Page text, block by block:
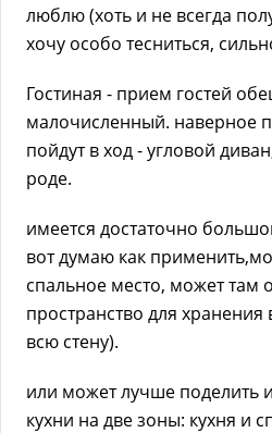
люблю (хоть и не всегда
хочу особо тесниться,
Гостиная - прием гостей
малочисленный. наверное
пойдут в ход - угловой
роде.
имеется достаточно
вот думаю как
спальное место, может там
пространство для
всю стену).
или может лучше
кухни на две зоны: кухня и